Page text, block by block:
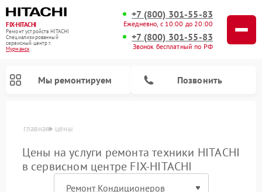
FIX-HITACHI
Ремонт устройств HITACHI
Специализированный
cервисный центр г.
Мурманск
+7 (800) 301-55-83
Ежедневно, с 10:00 до 20:00
+7 (800) 301-55-83
Звонок бесплатный по РФ
Мы ремонтируем Позвонить
главная цены
Цены на услуги ремонта техники HITACHI
в сервисном центре FIX-HITACHI